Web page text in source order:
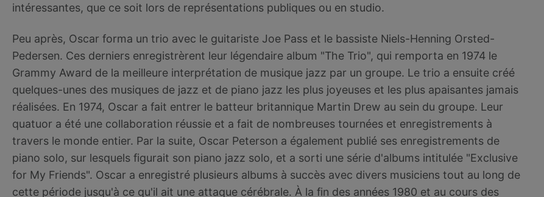
intéressantes, que ce soit lors de représentations publiques ou en studio.
Peu après, Oscar forma un trio avec le guitariste Joe Pass et le bassiste Niels-Henning Orsted-
Pedersen. Ces derniers enregistrèrent leur légendaire album "The Trio", qui remporta en 1974 le
Grammy Award de la meilleure interprétation de musique jazz par un groupe. Le trio a ensuite créé
quelques-unes des musiques de jazz et de piano jazz les plus joyeuses et les plus apaisantes jamais
réalisées. En 1974, Oscar a fait entrer le batteur britannique Martin Drew au sein du groupe. Leur
quatuor a été une collaboration réussie et a fait de nombreuses tournées et enregistrements à
travers le monde entier. Par la suite, Oscar Peterson a également publié ses enregistrements de
piano solo, sur lesquels figurait son piano jazz solo, et a sorti une série d'albums intitulée "Exclusive
for My Friends". Oscar a enregistré plusieurs albums à succès avec divers musiciens tout au long de
cette période jusqu'à ce qu'il ait une attaque cérébrale. À la fin des années 1980 et au cours des